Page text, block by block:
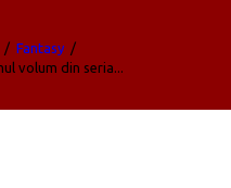
Fantasy
volum din seria...